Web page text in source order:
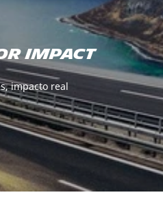
IMPACT
impacto real